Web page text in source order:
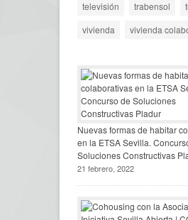
televisión
trabensol
vivienda
vivienda
Nuevas formas de habitar
en la ETSA Sevilla.
Soluciones Constructivas
21 febrero, 2022